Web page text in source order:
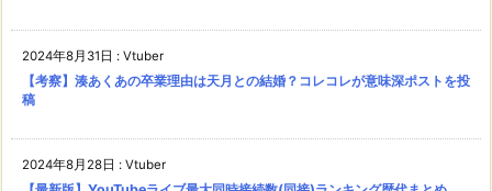
2024年8月31日 : Vtuber
【考察】湊あくあの卒業理由は天月との結婚？コレコレが意味深ポストを投
稿
2024年8月28日 : Vtuber